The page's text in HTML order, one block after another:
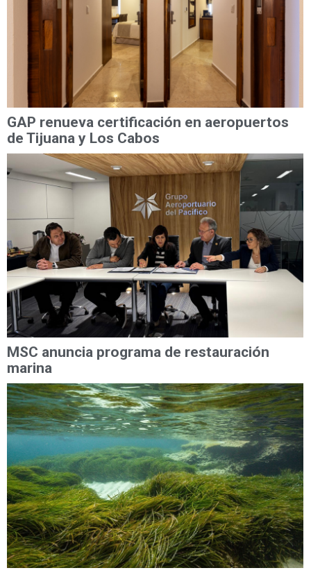
GAP renueva certificación en aeropuertos
de Tijuana y Los Cabos
MSC anuncia programa de restauración
marina